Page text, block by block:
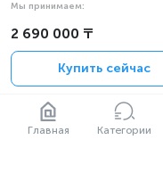
Главная Категории
2 690 000 ₸
Купить сейчас
Мы принимаем:
Официальное уведомление